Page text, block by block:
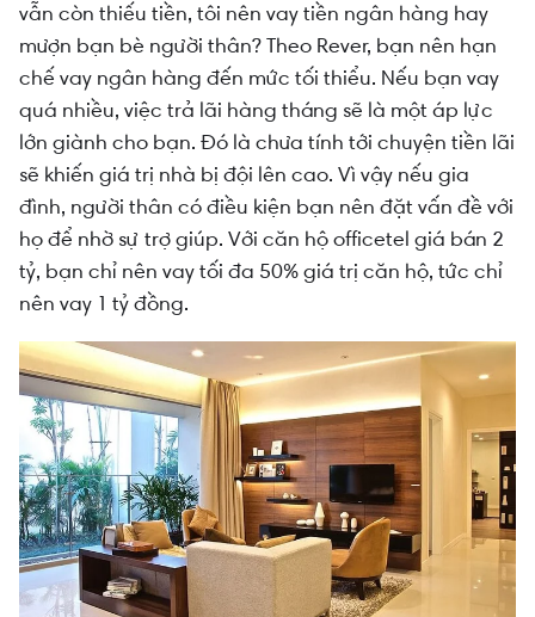
vẫn còn thiếu tiền, tôi nên vay tiền ngân hàng hay
mượn bạn bè người thân? Theo Rever, bạn nên hạn
chế vay ngân hàng đến mức tối thiểu. Nếu bạn vay
quá nhiều, việc trả lãi hàng tháng sẽ là một áp lực
lớn giành cho bạn. Đó là chưa tính tới chuyện tiền lãi
sẽ khiến giá trị nhà bị đội lên cao. Vì vậy nếu gia
đình, người thân có điều kiện bạn nên đặt vấn đề với
họ để nhờ sự trợ giúp. Với căn hộ officetel giá bán 2
tỷ, bạn chỉ nên vay tối đa 50% giá trị căn hộ, tức chỉ
nên vay 1 tỷ đồng.